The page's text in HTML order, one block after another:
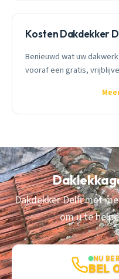
Kosten Dakdekker
Benieuwd wat uw
vooraf een gratis,
Dakdekker Delft met
om u te
NU
BEL